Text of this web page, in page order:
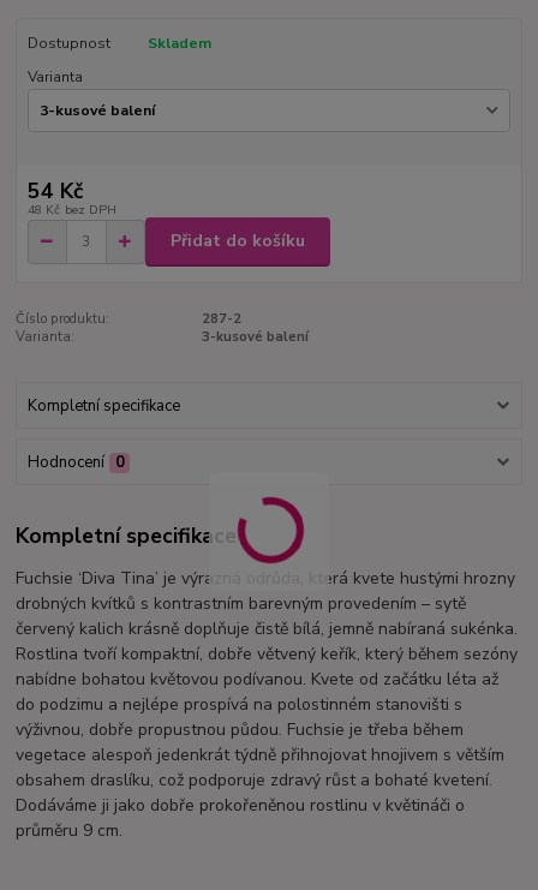
Dostupnost
Skladem
Varianta
54 Kč
48 Kč bez DPH
Přidat do košíku
Číslo produktu:
287-2
Varianta:
3-kusové balení
Kompletní specifikace
Hodnocení 0
Kompletní specifikace
Fuchsie ‘Diva Tina’ je výrazná odrůda, která kvete hustými hrozny
drobných kvítků s kontrastním barevným provedením – sytě
červený kalich krásně doplňuje čistě bílá, jemně nabíraná sukénka.
Rostlina tvoří kompaktní, dobře větvený keřík, který během sezóny
nabídne bohatou květovou podívanou. Kvete od začátku léta až
do podzimu a nejlépe prospívá na polostinném stanovišti s
výživnou, dobře propustnou půdou. Fuchsie je třeba během
vegetace alespoň jedenkrát týdně přihnojovat hnojivem s větším
obsahem draslíku, což podporuje zdravý růst a bohaté kvetení.
Dodáváme ji jako dobře prokořeněnou rostlinu v květináči o
průměru 9 cm.